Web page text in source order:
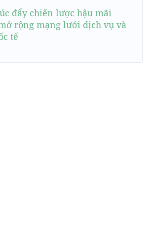
đẩy chiến lược hậu mãi
rộng mạng lưới dịch vụ và
tế